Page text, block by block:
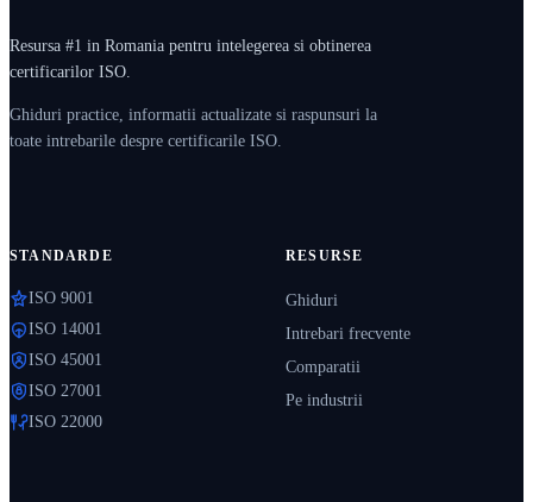
Resursa #1 in Romania pentru intelegerea si obtinerea
certificarilor ISO.
Ghiduri practice, informatii actualizate si raspunsuri la
toate intrebarile despre certificarile ISO.
STANDARDE
ISO 9001
ISO 14001
ISO 45001
ISO 27001
ISO 22000
RESURSE
Ghiduri
Intrebari frecvente
Comparatii
Pe industrii